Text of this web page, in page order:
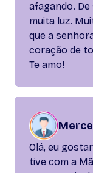
afagando.
muita luz.
que a
coração de
Te amo!
Olá, eu
tive com a